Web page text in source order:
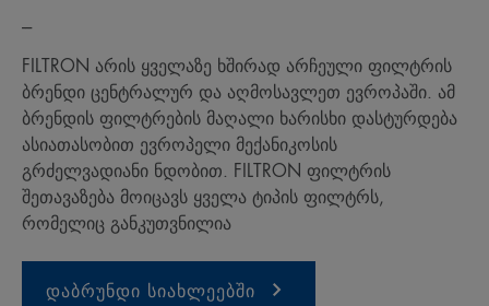
---
FILTRON არის ყველაზე ხშირად არჩეული ფილტრის
ბრენდი ცენტრალურ და აღმოსავლეთ ევროპაში. ამ
ბრენდის ფილტრების მაღალი ხარისხი დასტურდება
ასიათასობით ევროპელი მექანიკოსის
გრძელვადიანი ნდობით. FILTRON ფილტრის
შეთავაზება მოიცავს ყველა ტიპის ფილტრს,
რომელიც განკუთვნილია
დაბრუნდი სიახლეებში